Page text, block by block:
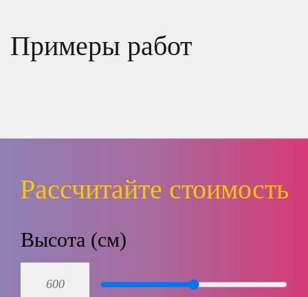
Примеры работ
Рассчитайте стоимость
Высота (см)